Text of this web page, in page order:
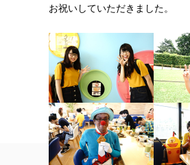
お祝いしていただきました。